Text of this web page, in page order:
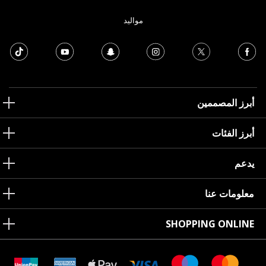
مواليد
أبرز المصممين
أبرز الفئات
يدعم
معلومات عنا
SHOPPING ONLINE